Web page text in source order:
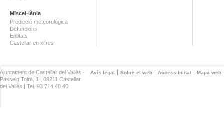
Miscel·lània
Predicció meteorològica
Defuncions
Entitats
Castellar en xifres
Avís legal Sobre el web Accessibilitat Mapa web
Ajuntament de Castellar del Vallès ·
Passeig Tolrà, 1 | 08211 Castellar
del Vallès | Tel. 93 714 40 40